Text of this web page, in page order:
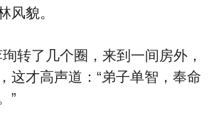
风貌。
了几个圈，来到一间房外，
这才高声道：“弟子单智，奉命
”